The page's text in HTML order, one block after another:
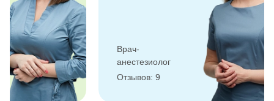
Врач-
анестезиолог
Отзывов: 9